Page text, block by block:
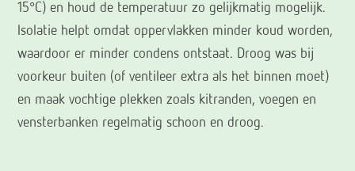
15°C) en houd de temperatuur zo gelijkmatig mogelijk.
Isolatie helpt omdat oppervlakken minder koud worden,
waardoor er minder condens ontstaat. Droog was bij
voorkeur buiten (of ventileer extra als het binnen moet)
en maak vochtige plekken zoals kitranden, voegen en
vensterbanken regelmatig schoon en droog.